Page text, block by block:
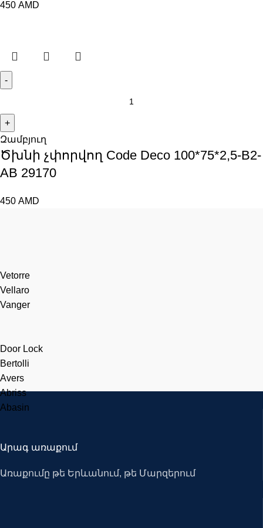
450 AMD
Զամբյուղ
Ծխնի չփորվող Code Deco 100*75*2,5-B2-
AB 29170
450 AMD
Vetorre
Vellaro
Vanger
Door Lock
Bertolli
Avers
Abriss
Abasin
Արագ առաքում
Առաքումը թե Երևանում, թե Մարզերում